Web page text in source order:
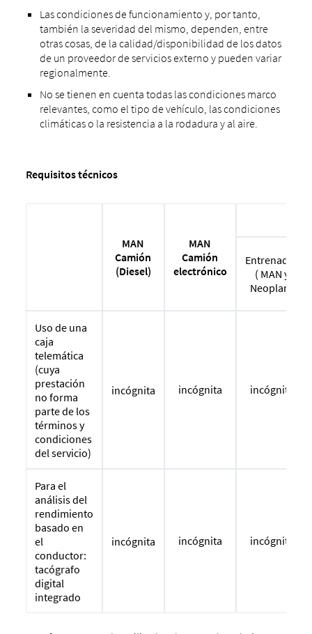
Las condiciones de funcionamiento y, por tanto,
también la severidad del mismo, dependen, entre
otras cosas, de la calidad/disponibilidad de los datos
de un proveedor de servicios externo y pueden variar
regionalmente.
No se tienen en cuenta todas las condiciones marco
relevantes, como el tipo de vehículo, las condiciones
climáticas o la resistencia a la rodadura y al aire.
Requisitos técnicos
MAN
Camión
(Diesel)
MAN
Camión
electrónico
Entrenador
( MAN y
Neoplan)
Uso de una
caja
telemática
(cuya
prestación
no forma
parte de los
términos y
condiciones
del servicio)
incógnita incógnita incógnita
Para el
análisis del
rendimiento
basado en
el
conductor:
tacógrafo
digital
integrado
incógnita incógnita incógnita